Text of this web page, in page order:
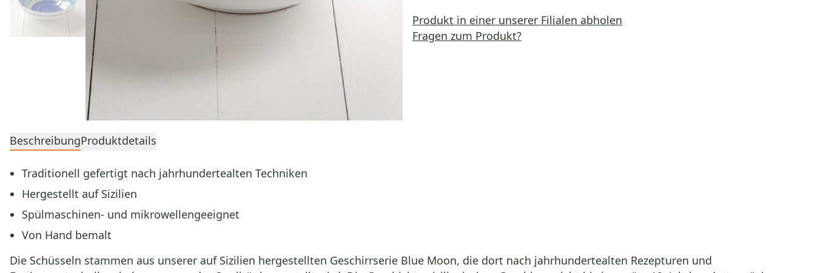
Produkt in einer unserer Filialen abholen
Fragen zum Produkt?
BeschreibungProduktdetails
Traditionell gefertigt nach jahrhundertealten Techniken
Hergestellt auf Sizilien
Spülmaschinen- und mikrowellengeeignet
Von Hand bemalt
Die Schüsseln stammen aus unserer auf Sizilien hergestellten Geschirrserie Blue Moon, die dort nach jahrhundertealten Rezepturen und